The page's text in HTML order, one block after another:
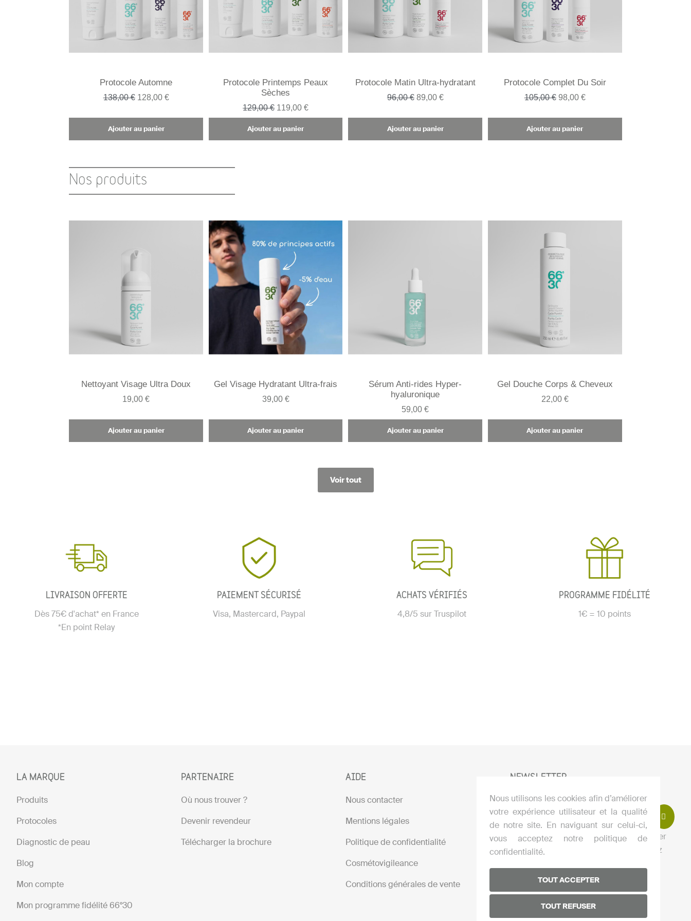
Nous utilisons les cookies afin d’améliorer
votre expérience utilisateur et la qualité
de notre site. En naviguant sur celui-ci,
vous acceptez notre politique de
confidentialité.
TOUT ACCEPTER
TOUT REFUSER
Protocole Automne
138,00 € 128,00 €
Ajouter au panier
Protocole Printemps Peaux
Sèches
129,00 € 119,00 €
Ajouter au panier
Protocole Matin Ultra-hydratant
96,00 € 89,00 €
Ajouter au panier
Protocole Complet Du Soir
105,00 € 98,00 €
Ajouter au panier
Nos produits
Nettoyant Visage Ultra Doux
19,00 €
Ajouter au panier
Gel Visage Hydratant Ultra-frais
39,00 €
Ajouter au panier
Sérum Anti-rides Hyper-
hyaluronique
59,00 €
Ajouter au panier
Gel Douche Corps & Cheveux
22,00 €
Ajouter au panier
Voir tout
LIVRAISON OFFERTE
Dès 75€ d'achat* en France
*En point Relay
PAIEMENT SÉCURISÉ
Visa, Mastercard, Paypal
ACHATS VÉRIFIÉS
4,8/5 sur Truspilot
PROGRAMME FIDÉLITÉ
1€ = 10 points
LA MARQUE
Produits
Protocoles
Diagnostic de peau
Blog
Mon compte
Mon programme fidélité 66°30
PARTENAIRE
Où nous trouver ?
Devenir revendeur
Télécharger la brochure
AIDE
Nous contacter
Mentions légales
Politique de confidentialité
Cosmétovigileance
Conditions générales de vente
NEWSLETTER
J’accepte de m’abonner à la newsletter
En cliquant sur ce bouton vous acceptez